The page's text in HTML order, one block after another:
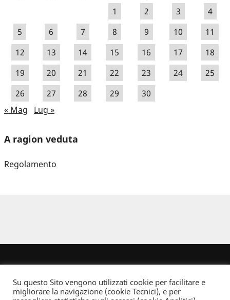
1
2 3
4
5
6 7 8 9 10
11
12
13 14 15 16 17
18
19
20 21 22 23 24
25
26
27 28 29
30
« Mag
Lug »
A ragion veduta
Regolamento
Su questo Sito vengono utilizzati cookie per facilitare e
migliorare la navigazione (cookie Tecnici), e per